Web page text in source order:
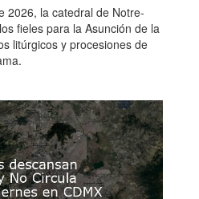
2026, la catedral de Notre-
fieles para la Asunción de la
litúrgicos y procesiones de